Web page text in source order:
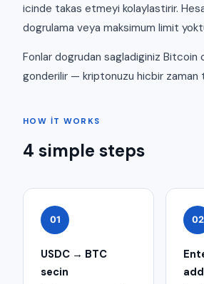
icinde takas etmeyi kolaylastirir.
dogrulama veya maksimum limit
Fonlar dogrudan sagladiginiz Bitcoin
gonderilir — kriptonuzu hicbir zaman
HOW IT WORKS
4 simple steps
01
USDC → BTC
secin
02